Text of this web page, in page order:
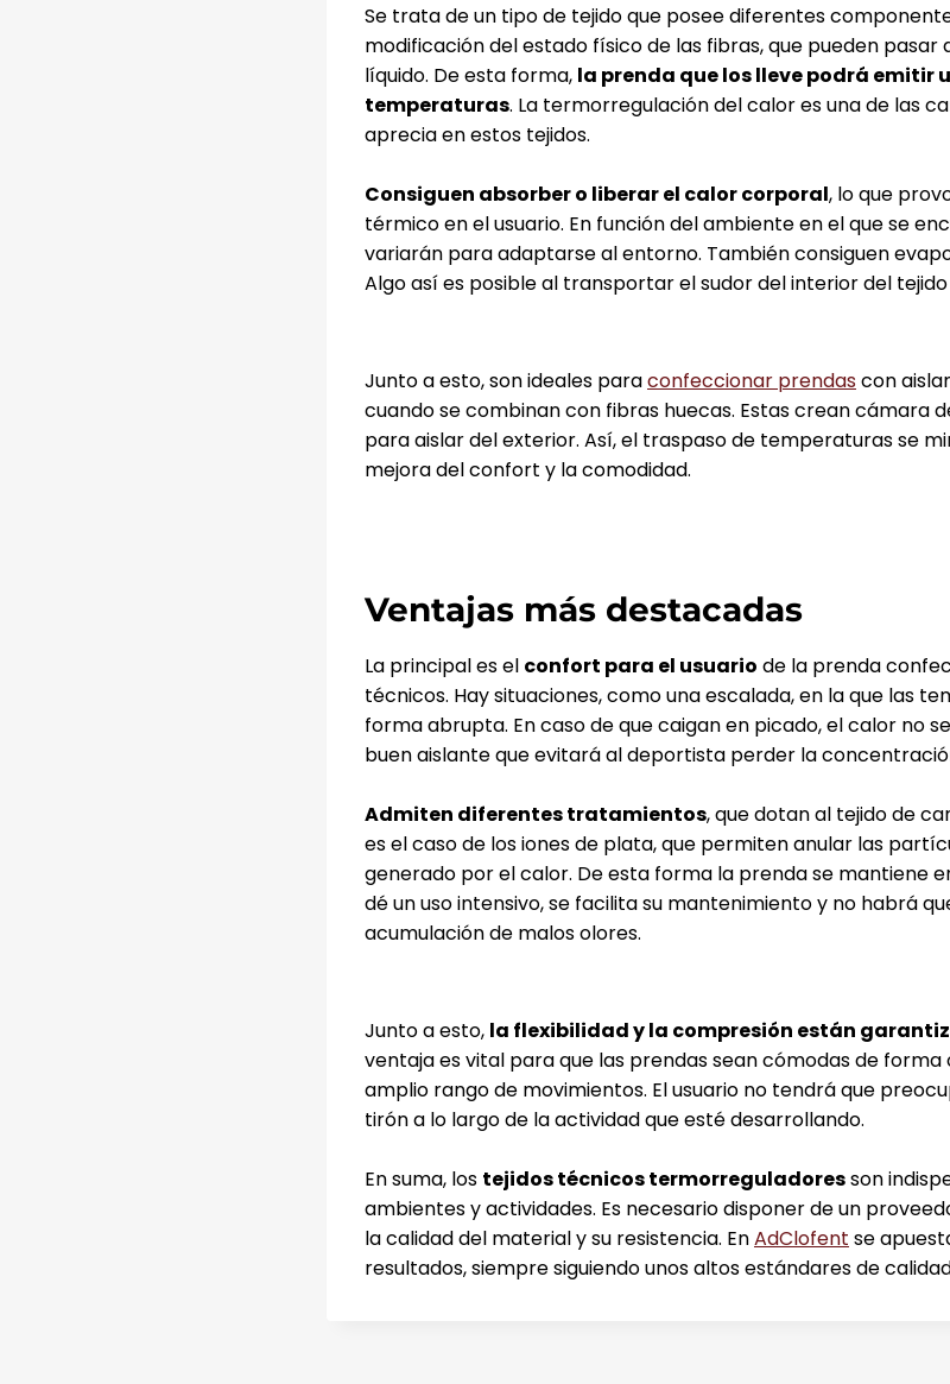
Se trata de un tipo de tejido que posee diferentes
modificación del estado físico de las fibras, que pueden pasar
líquido. De esta forma, la prenda que los lleve podrá emitir
temperaturas. La termorregulación del calor es una de las
aprecia en estos tejidos.
Consiguen absorber o liberar el calor corporal, lo que
térmico en el usuario. En función del ambiente en el que se
variarán para adaptarse al entorno. También consiguen
Algo así es posible al transportar el sudor del interior del
Junto a esto, son ideales paraconfeccionar prendascon
cuando se combinan con fibras huecas. Estas crean cámara
para aislar del exterior. Así, el traspaso de temperaturas se
mejora del confort y la comodidad.
Ventajas más destacadas
La principal es el confort para el usuario de la prenda
técnicos. Hay situaciones, como una escalada, en la que las
forma abrupta. En caso de que caigan en picado, el calor no
buen aislante que evitará al deportista perder la
Admiten diferentes tratamientos, que dotan al tejido de
es el caso de los iones de plata, que permiten anular las
generado por el calor. De esta forma la prenda se mantiene
dé un uso intensivo, se facilita su mantenimiento y no habrá
acumulación de malos olores.
Junto a esto, la flexibilidad y la compresión están
ventaja es vital para que las prendas sean cómodas de
amplio rango de movimientos. El usuario no tendrá que
tirón a lo largo de la actividad que esté desarrollando.
En suma, los tejidos técnicos termorreguladoresson
ambientes y actividades. Es necesario disponer de un
la calidad del material y su resistencia. EnAdClofent se
resultados, siempre siguiendo unos altos estándares de